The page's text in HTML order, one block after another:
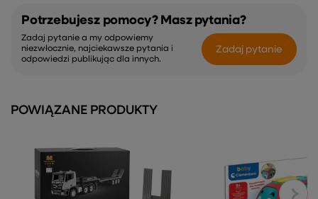
Potrzebujesz pomocy? Masz pytania?
Zadaj pytanie a my odpowiemy
niezwłocznie, najciekawsze pytania i
odpowiedzi publikując dla innych.
Zadaj pytanie
POWIĄZANE PRODUKTY